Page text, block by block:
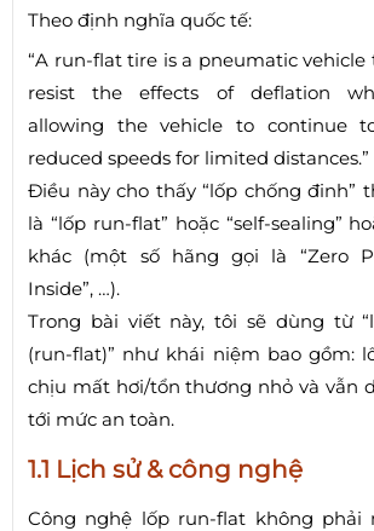
Theo định nghĩa quốc tế:
“A run-flat tire is a pneumatic
resist the effects of deflation
allowing the vehicle to continue
reduced speeds for limited distances.”
Điều này cho thấy “lốp chống đinh”
là “lốp run-flat” hoặc “self-sealing”
khác (một số hãng gọi là “Zero
Inside”, …).
Trong bài viết này, tôi sẽ dùng từ
(run-flat)” như khái niệm bao gồm:
chịu mất hơi/tổn thương nhỏ và vẫn
tới mức an toàn.
1.1 Lịch sử & công nghệ
Công nghệ lốp run-flat không phải